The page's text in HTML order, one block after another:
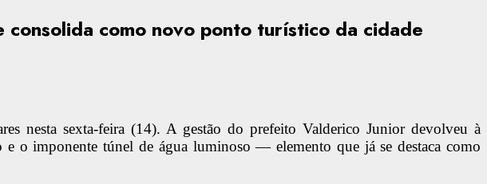
consolida como novo ponto turístico da cidade
nesta sexta-feira (14). A gestão do prefeito Valderico Junior devolveu à
o imponente túnel de água luminoso — elemento que já se destaca como